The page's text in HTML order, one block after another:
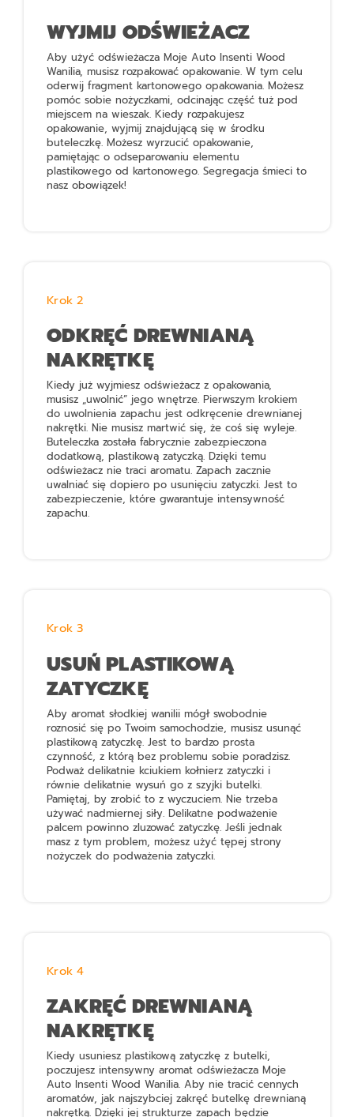
WYJMIJ ODŚWIEŻACZ
Aby użyć odświeżaczaMoje Auto Insenti Wood
Wanilia, musisz rozpakować opakowanie. W tym celu
oderwij fragment kartonowego opakowania. Możesz
pomóc sobie nożyczkami, odcinając część tuż pod
miejscem na wieszak. Kiedy rozpakujesz
opakowanie, wyjmij znajdującą się w środku
buteleczkę. Możesz wyrzucić opakowanie,
pamiętając o odseparowaniu elementu
plastikowego od kartonowego. Segregacja śmieci to
nasz obowiązek!
Krok 2
ODKRĘĆ DREWNIANĄ
NAKRĘTKĘ
Kiedy już wyjmiesz odświeżacz z opakowania,
musisz „uwolnić” jego wnętrze. Pierwszym krokiem
do uwolnienia zapachu jest odkręcenie drewnianej
nakrętki. Nie musisz martwić się, że coś się wyleje.
Buteleczka została fabrycznie zabezpieczona
dodatkową, plastikową zatyczką. Dzięki temu
odświeżacz nie traci aromatu. Zapach zacznie
uwalniać się dopiero po usunięciu zatyczki. Jest to
zabezpieczenie, które gwarantuje intensywność
zapachu.
Krok 3
USUŃ PLASTIKOWĄ
ZATYCZKĘ
Aby aromat słodkiej wanilii mógł swobodnie
roznosić się po Twoim samochodzie, musisz usunąć
plastikową zatyczkę. Jest to bardzo prosta
czynność, z którą bez problemu sobie poradzisz.
Podważ delikatnie kciukiem kołnierz zatyczki i
równie delikatnie wysuń go z szyjki butelki.
Pamiętaj, by zrobić to z wyczuciem. Nie trzeba
używać nadmiernej siły. Delikatne podważenie
palcem powinno zluzować zatyczkę. Jeśli jednak
masz z tym problem, możesz użyć tępej strony
nożyczek do podważenia zatyczki.
Krok 4
ZAKRĘĆ DREWNIANĄ
NAKRĘTKĘ
Kiedy usuniesz plastikową zatyczkę z butelki,
poczujesz intensywny aromat odświeżaczaMoje
Auto Insenti Wood Wanilia. Aby nie tracić cennych
aromatów, jak najszybciej zakręć butelkę drewnianą
nakrętką. Dzięki jej strukturze zapach będzie